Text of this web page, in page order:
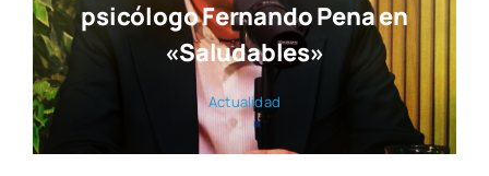
© 2017 — 2026 Publi­ca­cio­nes M&Dcon la cola­bo­ra­ción de
Elca Con­te­ni­dos
| Todos los dere­chos reser­va­dos | Powe­
red byinge­nia.